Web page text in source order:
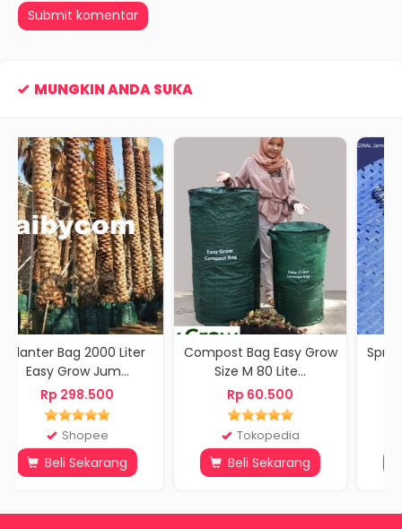
MUNGKIN ANDA SUKA
Compost Bag Easy Grow
Size M 80 Lite...
Rp 60.500
Beli Sekarang
Spring Upgrade Stainless
WG321 WG323...
Rp 19.000
Beli Sekarang